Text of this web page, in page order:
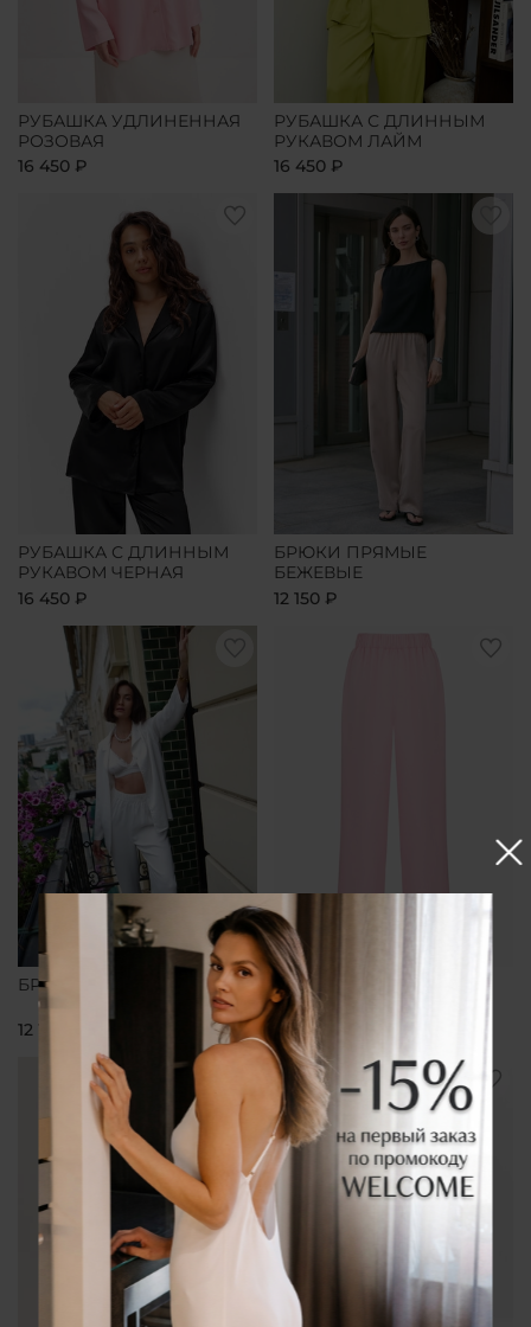
РУБАШКА УДЛИНЕННАЯ
РОЗОВАЯ
16 450 ₽
РУБАШКА С ДЛИННЫМ
РУКАВОМ ЛАЙМ
16 450 ₽
РУБАШКА С ДЛИННЫМ
РУКАВОМ ЧЕРНАЯ
16 450 ₽
БРЮКИ ПРЯМЫЕ
БЕЖЕВЫЕ
12 150 ₽
БРЮКИ ПРЯМЫЕ БЕЛЫЕ
12 150 ₽
БРЮКИ ПРЯМЫЕ
РОЗОВЫЕ
12 150 ₽